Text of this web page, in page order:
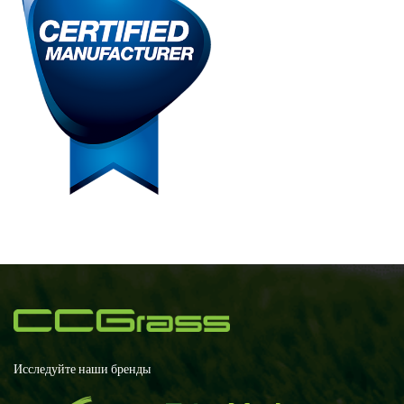
Исследуйте наши бренды